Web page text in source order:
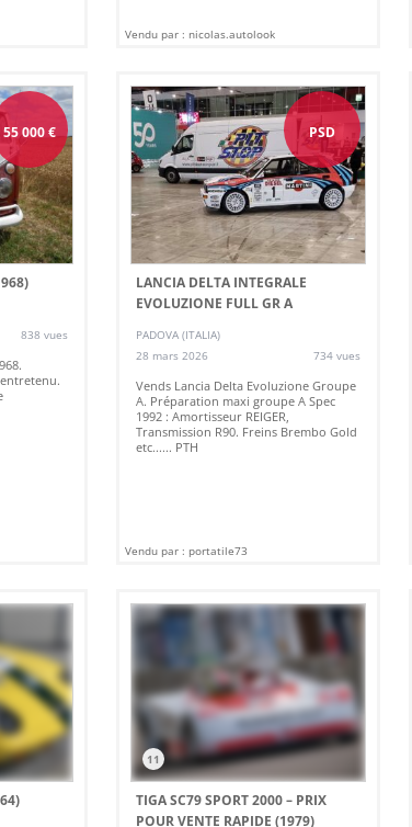
Vendu par : nicolas.autolook
55 000€
838 vues
PSD
LANCIA DELTA INTEGRALE
EVOLUZIONE FULL GR A
PADOVA (ITALIA)
28 mars 2026
734 vues
Vends Lancia Delta Evoluzione Groupe
A. Préparation maxi groupe A Spec
1992 : Amortisseur REIGER,
Transmission R90. Freins Brembo Gold
etc...... PTH
Vendu par : portatile73
11
TIGA SC79 SPORT 2000 – PRIX
POUR VENTE RAPIDE (1979)